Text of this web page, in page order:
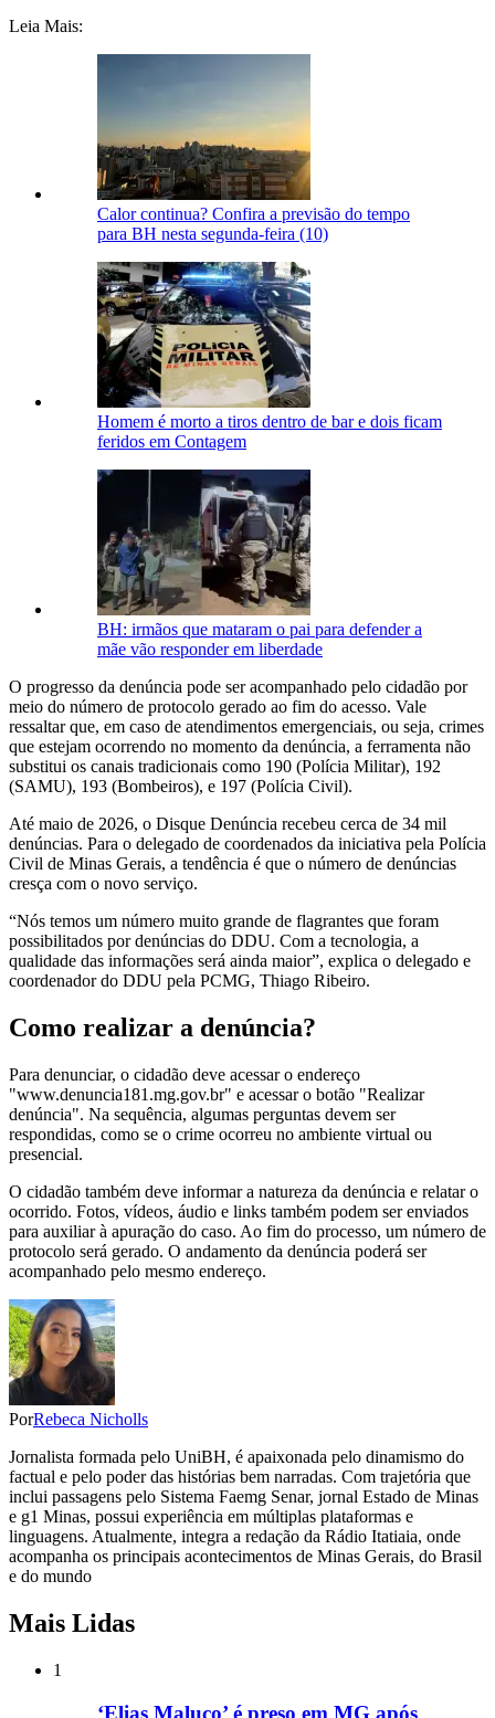
Leia Mais:
Calor continua? Confira a previsão do tempo
para BH nesta segunda-feira (10)
Homem é morto a tiros dentro de bar e dois ficam
feridos em Contagem
BH: irmãos que mataram o pai para defender a
mãe vão responder em liberdade
O progresso da denúncia pode ser acompanhado pelo cidadão por
meio do número de protocolo gerado ao fim do acesso. Vale
ressaltar que, em caso de atendimentos emergenciais, ou seja, crimes
que estejam ocorrendo no momento da denúncia, a ferramenta não
substitui os canais tradicionais como 190 (Polícia Militar), 192
(SAMU), 193 (Bombeiros), e 197 (Polícia Civil).
Até maio de 2026, o Disque Denúncia recebeu cerca de 34 mil
denúncias. Para o delegado de coordenados da iniciativa pela Polícia
Civil de Minas Gerais, a tendência é que o número de denúncias
cresça com o novo serviço.
“Nós temos um número muito grande de flagrantes que foram
possibilitados por denúncias do DDU. Com a tecnologia, a
qualidade das informações será ainda maior”, explica o delegado e
coordenador do DDU pela PCMG, Thiago Ribeiro.
Como realizar a denúncia?
Para denunciar, o cidadão deve acessar o endereço
"www.denuncia181.mg.gov.br" e acessar o botão "Realizar
denúncia". Na sequência, algumas perguntas devem ser
respondidas, como se o crime ocorreu no ambiente virtual ou
presencial.
O cidadão também deve informar a natureza da denúncia e relatar o
ocorrido. Fotos, vídeos, áudio e links também podem ser enviados
para auxiliar à apuração do caso. Ao fim do processo, um número de
protocolo será gerado. O andamento da denúncia poderá ser
acompanhado pelo mesmo endereço.
PorRebeca Nicholls
Jornalista formada pelo UniBH, é apaixonada pelo dinamismo do
factual e pelo poder das histórias bem narradas. Com trajetória que
inclui passagens pelo Sistema Faemg Senar, jornal Estado de Minas
e g1 Minas, possui experiência em múltiplas plataformas e
linguagens. Atualmente, integra a redação da Rádio Itatiaia, onde
acompanha os principais acontecimentos de Minas Gerais, do Brasil
e do mundo
Mais Lidas
1
‘Elias Maluco’ é preso em MG após